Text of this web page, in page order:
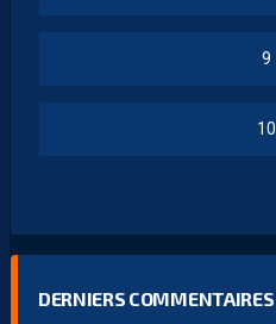
9
10
DERNIERS COMMENTAIRES